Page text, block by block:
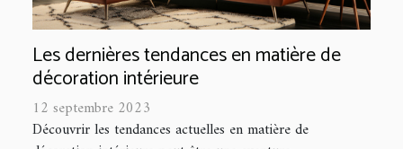
Les dernières tendances en matière de
décoration intérieure
12 septembre 2023
Découvrir les tendances actuelles en matière de